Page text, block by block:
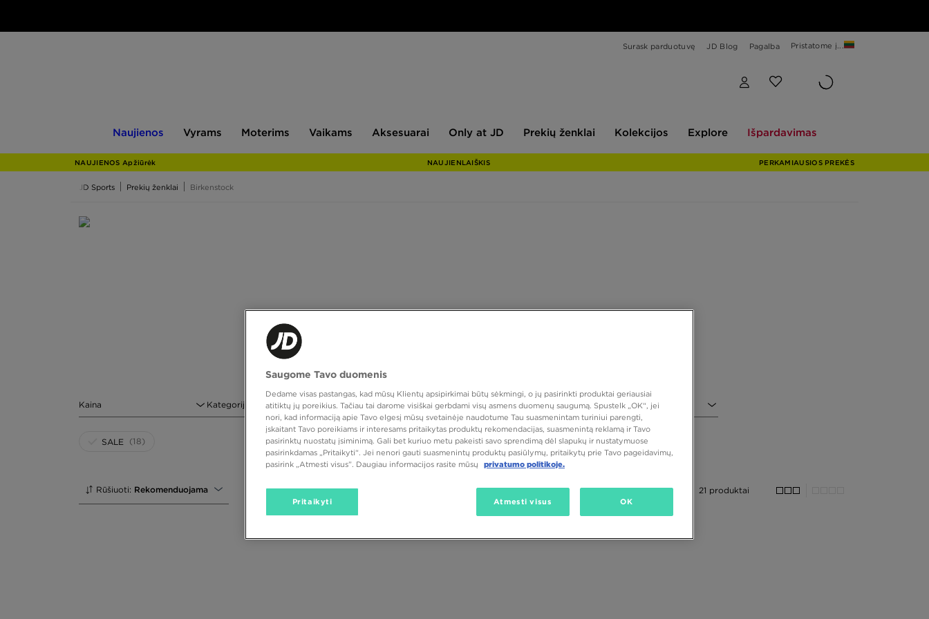
Surask parduotuvę JD Blog Pagalba Pristatome į...
Naujienos Vyrams Moterims Vaikams Aksesuarai
JD
Only at JD
ženklai
Prekių ženklai Kolekcijos Explore Išpardavimas
NAUJIENOS Apžiūrėk NAUJIENLAIŠKIS PERKAMIAUSIOS PREKĖS
JD Sports Prekių ženklai Birkenstock
Birkenstock - nuo ortopedinės avalynės iki miesto ikonos
Nors Birkenstock batai tik gana neseniai užėmė aukštą vietą miesto stiliaus privalomos avalynės sąraše, jų istorija siekia 300
metų. Vokiečių įmonė buvo įkurta 1774 m. Jos įkūrėjas buvo batsiuvys, kuris savo batų dirbtuves perdavė kitai kartai. Laikui
bėgant šeimos atstovai tapo žinomi kaip ekspertai, skaitantys paskaitas avalynės gamintojams ir gaminantys batus su
pat didėjo itin patogių, patvarių ir pėdai nekenksmingų batų paklausa. Kad Birkenstock prekės ženklo pasiūlymai pasiektų platų
miesto tendencijų mėgėjų ratą, nepakako vien prekės ženklo paveldo ir patogumo garantijos. Reikėjo keisti tendencijas.
Neabejotinai Birkenstock‘ų išpopuliarėjimui įtakos turėjo ugly shoes mada. Kartu su ja juos pradėjo dėvėti įžymybės ir
influenceriai, o kai kurie modeliai buvo naudojami kaip TV serialų ar filmų stilistikos dalis. Nuo tada karštą dieną sunku vaikščioti
po miestą ir nesusidurti su žmogumi, išdidžiai dėvinčiuBirkenstock‘us.
Patogumas, kuriuo garsėja Birkenstock prekės ženklas
Pagrindinis Birkenstock įmonės tikslas - užtikrinti maksimalų komfortą visiems, kurie renkasi kultines šlepetes. Tai ypač akivaizdu
jis gali būti aptrauktas skirtingomis medžiagomis - dažniausiai zomša arba veliūro oda. Daugumos modelių vidurinė dalis
pagaminta iš tvirto latekso ir kamštienos derinio. Jos apačia padengta lanksčiu amortizuojančių putų protektoriumi. Kai kurie
Kaina Kategorija Lytis Dydis Spalva
SALE (18)
Rūšiuoti: Rekomenduojama 21 produktai
Saugome Tavo duomenis
Dedame visas pastangas, kad mūsų Klientų apsipirkimai būtų sėkmingi, o jų pasirinkti produktai geriausiai
atitiktų jų poreikius. Tačiau tai darome visiškai gerbdami visų asmens duomenų saugumą. Spustelk „OK“, jei
nori, kad informaciją apie Tavo elgesį mūsų svetainėje naudotume Tau suasmenintam turiniui parengti,
įskaitant Tavo poreikiams ir interesams pritaikytas produktų rekomendacijas, suasmenintą reklamą ir Tavo
pasirinktų nuostatų įsiminimą. Gali bet kuriuo metu pakeisti savo sprendimą dėl slapukų ir nustatymuose
pasirinkdamas „Pritaikyti“. Jei nenori gauti suasmenintų produktų pasiūlymų, pritaikytų prie Tavo pageidavimų,
pasirink „Atmesti visus”. Daugiau informacijos rasite mūsų
privatumo politikoje.
Pritaikyti Atmesti visus OK